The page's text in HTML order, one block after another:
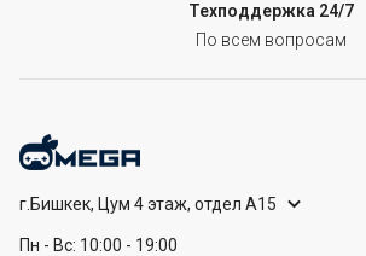
Техподдержка 24/7
По всем вопросам
г.Бишкек, Цум 4 этаж, отдел А15
Пн - Вс: 10:00 - 19:00